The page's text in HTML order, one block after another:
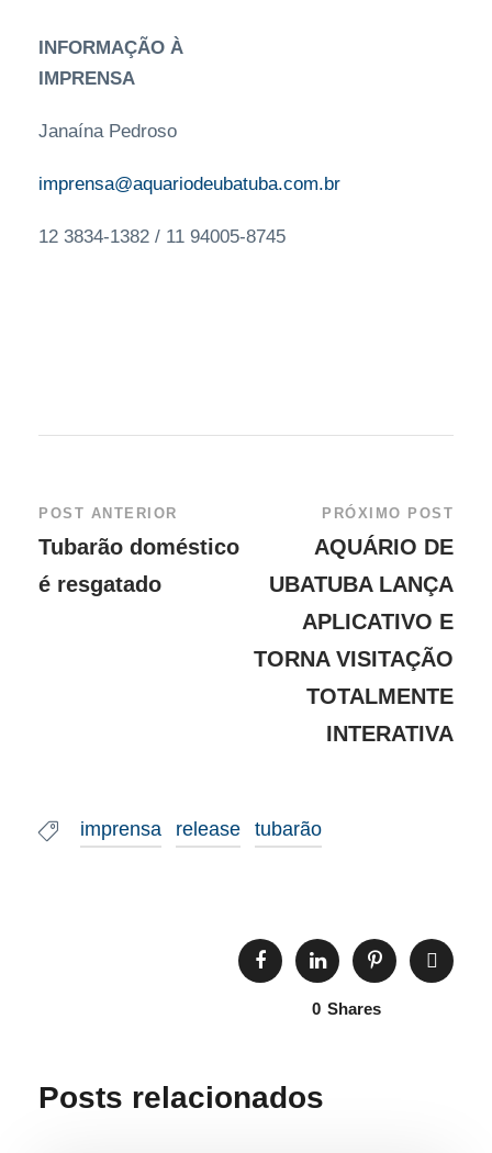
INFORMAÇÃO À
IMPRENSA
Janaína Pedroso
imprensa@aquariodeubatuba.com.br
12 3834-1382 / 11 94005-8745
POST ANTERIOR
Tubarão doméstico
é resgatado
PRÓXIMO POST
AQUÁRIO DE
UBATUBA LANÇA
APLICATIVO E
TORNA VISITAÇÃO
TOTALMENTE
INTERATIVA
imprensa release tubarão
0 Shares
Posts relacionados